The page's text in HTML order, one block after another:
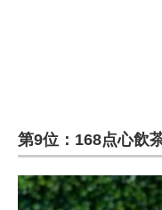
建設×テクノロジーの最
ちょっと気になるネッ
第9位：168点心飲